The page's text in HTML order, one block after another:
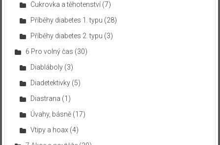
Cukrovka a těhotenství(7)
Příběhy diabetes 1. typu (28)
Příběhy diabetes 2. typu (3)
6 Pro volný čas (30)
Diabláboly(3)
Diadetektivky(5)
Diastrana (1)
Úvahy, básně(17)
Vtipy a hoax(4)